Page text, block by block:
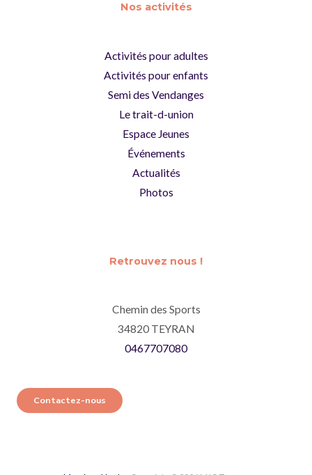
Nos activités
Activités pour adultes
Activités pour enfants
Semi des Vendanges
Le trait-d-union
Espace Jeunes
Événements
Actualités
Photos
Retrouvez nous !
Chemin des Sports
34820 TEYRAN
0467707080
Contactez-nous